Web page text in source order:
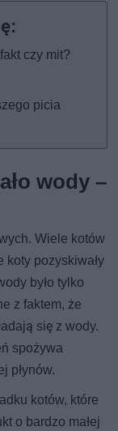
czy mit?
picia
wody –
Wiele kotów
koty pozyskiwały
było tylko
z faktem, że
się z wody.
spożywa
płynów.
kotów, które
o bardzo małej